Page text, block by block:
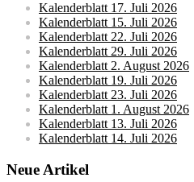
Kalenderblatt 17. Juli 2026
Kalenderblatt 15. Juli 2026
Kalenderblatt 22. Juli 2026
Kalenderblatt 29. Juli 2026
Kalenderblatt 2. August 2026
Kalenderblatt 19. Juli 2026
Kalenderblatt 23. Juli 2026
Kalenderblatt 1. August 2026
Kalenderblatt 13. Juli 2026
Kalenderblatt 14. Juli 2026
Neue Artikel